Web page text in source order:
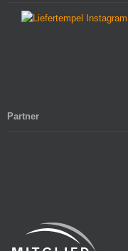
Partner